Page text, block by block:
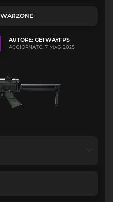
WARZONE
AUTORE: GETWAYFPS
AGGIORNATO: 7 MAG 2025